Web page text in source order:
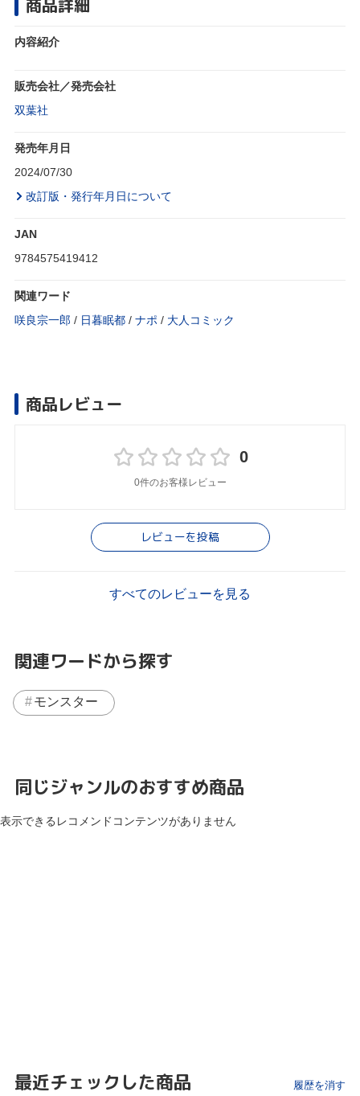
商品詳細
内容紹介
販売会社／発売会社
双葉社
発売年月日
2024/07/30
改訂版・発行年月日について
JAN
9784575419412
関連ワード
咲良宗一郎 / 日暮眠都 / ナポ / 大人コミック
商品レビュー
0
0件のお客様レビュー
レビューを投稿
すべてのレビューを見る
関連ワードから探す
モンスター
同じジャンルのおすすめ商品
表示できるレコメンドコンテンツがありません
最近チェックした商品 履歴を消す